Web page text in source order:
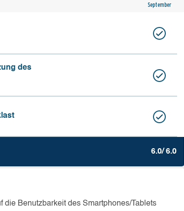
September
des
6.0/ 6.0
Benutzbarkeit des Smartphones/Tablets